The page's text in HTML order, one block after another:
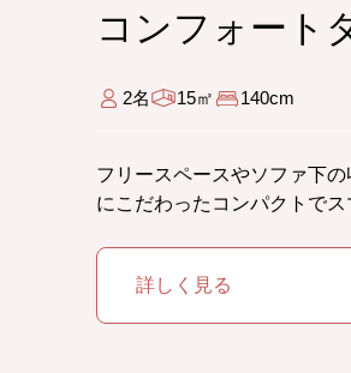
コンフォート
2名 15㎡ 140cm
フリースペースやソファ下
にこだわったコンパクトでス
詳しく見る